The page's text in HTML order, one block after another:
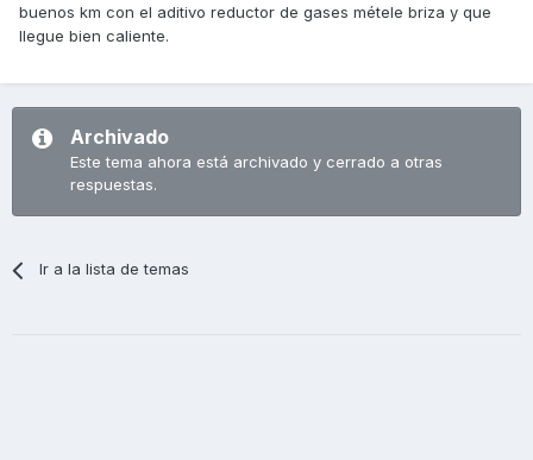
buenos km con el aditivo reductor de gases métele briza y que
llegue bien caliente.
Archivado
Este tema ahora está archivado y cerrado a otras
respuestas.
Ir a la lista de temas